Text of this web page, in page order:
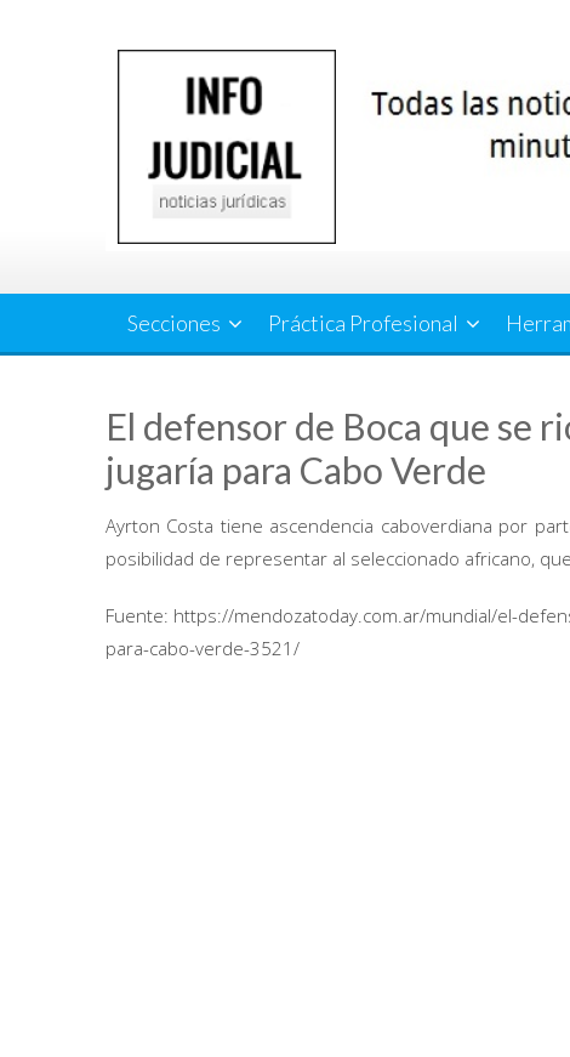
Secciones Práctica Profesional
El defensor de Boca que se
jugaría para Cabo Verde
Ayrton Costa tiene ascendencia caboverdiana por
posibilidad de representar al seleccionado africano,
Fuente: https://mendozatoday.com.ar/mundial/el-
para-cabo-verde-3521/